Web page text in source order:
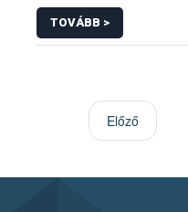
TOVÁBB >
Előző